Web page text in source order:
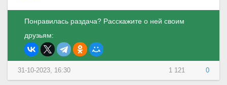
Понравилась раздача? Расскажите о ней своим
друзьям:
1 121 0
31-10-2023, 16:30